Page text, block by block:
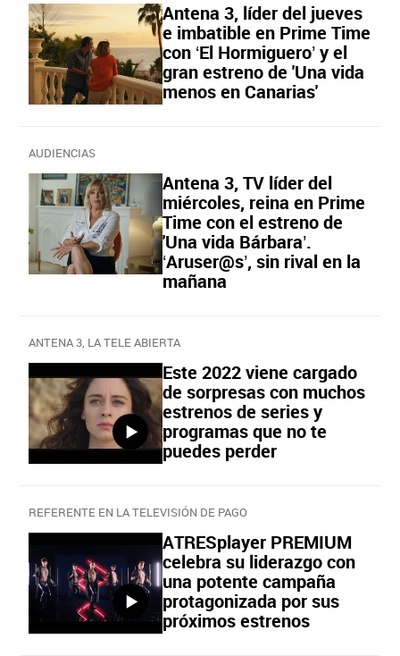
Antena 3, líder del jueves
e imbatible en Prime Time
con ‘El Hormiguero’ y el
gran estreno de 'Una vida
menos en Canarias'
AUDIENCIAS
Antena 3, TV líder del
miércoles, reina en Prime
Time con el estreno de
'Una vida Bárbara’.
‘Aruser@s’, sin rival en la
mañana
ANTENA 3, LA TELE ABIERTA
Este 2022 viene cargado
de sorpresas con muchos
estrenos de series y
programas que no te
puedes perder
REFERENTE EN LA TELEVISIÓN DE PAGO
ATRESplayer PREMIUM
celebra su liderazgo con
una potente campaña
protagonizada por sus
próximos estrenos